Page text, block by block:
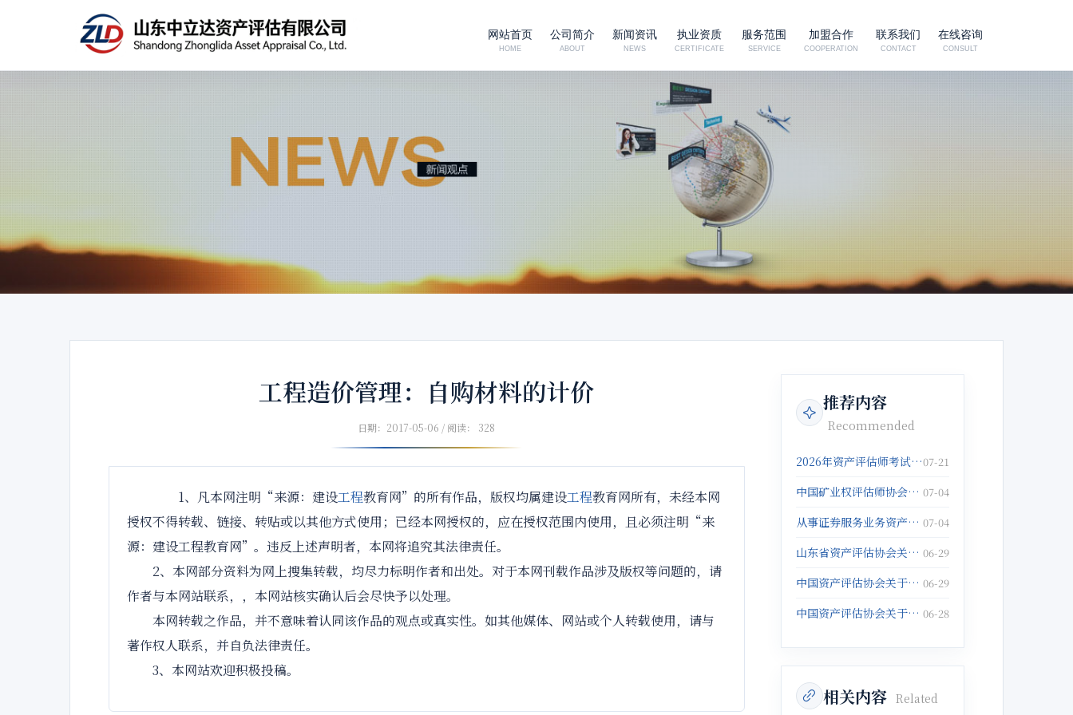
网站首页
HOME
公司简介
ABOUT
新闻资讯
NEWS
执业资质
CERTIFICATE
服务范围
SERVICE
加盟合作
COOPERATION
联系我们
CONTACT
在线咨询
CONSULT
工程造价管理：自购材料的计价
日期：2017-05-06 / 阅读： 328
1、凡本网注明“来源：建设工程教育网”的所有作品，版权均属建设工程教育网所有，未经本网
授权不得转载、链接、转贴或以其他方式使用；已经本网授权的，应在授权范围内使用，且必须注明“来
源：建设工程教育网”。违反上述声明者，本网将追究其法律责任。
2、本网部分资料为网上搜集转载，均尽力标明作者和出处。对于本网刊载作品涉及版权等问题的，请
作者与本网站联系，，本网站核实确认后会尽快予以处理。
本网转载之作品，并不意味着认同该作品的观点或真实性。如其他媒体、网站或个人转载使用，请与
著作权人联系，并自负法律责任。
3、本网站欢迎积极投稿。
推荐内容
Recommended
2026年资产评估师考试报名倒计时5天！抓紧报名啦！07-21
中国矿业权评估师协会关于发布《固体矿产矿业权出让底价评估应用指南》的公告 07-04
从事证券服务业务资产评估机构注销备案名单(2026年5月25日) 07-04
山东省资产评估协会关于征集数据资产评估与管理典型案例的通知 06-29
中国资产评估协会关于举办以财务报告为目的评估培训班的通知 06-29
中国资产评估协会关于举办企业破产重整与涉执财产评估培训班的通知 06-28
相关内容 Related